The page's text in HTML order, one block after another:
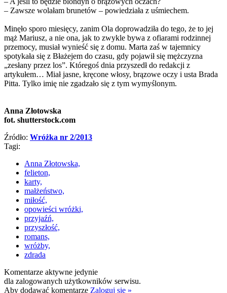
– Zawsze wolałam brunetów – powiedziała z uśmiechem.
Minęło sporo miesięcy, zanim Ola doprowadziła do tego, że to jej
mąż Mariusz, a nie ona, jak to zwykle bywa z ofiarami rodzinnej
przemocy, musiał wynieść się z domu. Marta zaś w tajemnicy
spotykała się z Błażejem do czasu, gdy pojawił się mężczyzna
„zesłany przez los”. Któregoś dnia przyszedł do redakcji z
artykułem… Miał jasne, kręcone włosy, brązowe oczy i usta Brada
Pitta. Tylko imię nie zgadzało się z tym wymyślonym.
Anna Złotowska
fot. shutterstock.com
Źródło: Wróżka nr 2/2013
Tagi:
Anna Złotowska,
felieton,
karty,
małżeństwo,
miłość,
opowieści wróżki,
przyjaźń,
przyszłość,
romans,
wróżby,
zdrada
Komentarze aktywne jedynie
dla zalogowanych użytkowników serwisu.
Aby dodawać komentarze Zaloguj się »